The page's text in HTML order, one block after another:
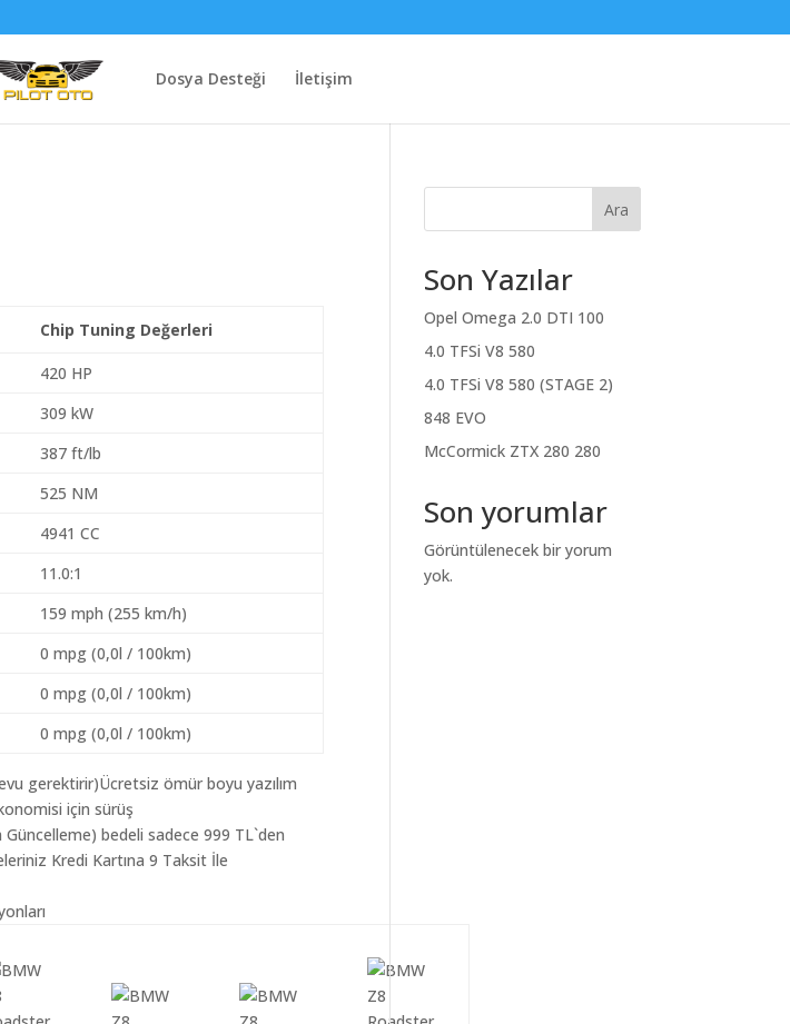
Dosya Desteği İletişim
Chip Tuning Değerleri
420 HP
309 kW
387 ft/lb
525 NM
4941 CC
11.0:1
159 mph (255 km/h)
0 mpg (0,0l / 100km)
0 mpg (0,0l / 100km)
0 mpg (0,0l / 100km)
gerektirir)Ücretsiz ömür boyu yazılım
için sürüş
bedeli sadece 999 TL`den
Kredi Kartına 9 Taksit İle
Ara
Son Yazılar
Opel Omega 2.0 DTI 100
4.0 TFSi V8 580
4.0 TFSi V8 580 (STAGE 2)
848 EVO
McCormick ZTX 280 280
Son yorumlar
Görüntülenecek bir yorum
yok.